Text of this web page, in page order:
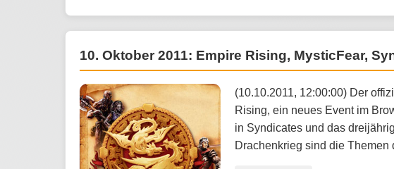
10. Oktober 2011: Empire Rising, MysticFear,
(10.10.2011, 12:00:00) Der
Rising, ein neues Event im
in Syndicates und das
Drachenkrieg sind die Themen